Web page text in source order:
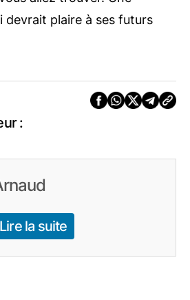
devrait plaire à ses futurs
:
Lire la suite